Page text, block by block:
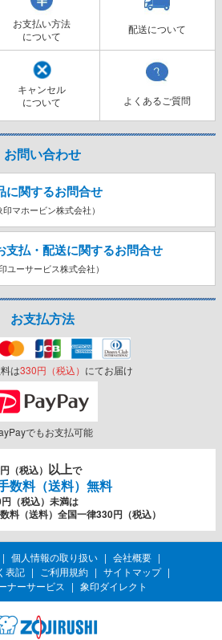
お支払い方法
について
配送について
キャンセル
について
よくあるご質問
お問い合わせ
に関するお問合せ
印マホービン株式会社）
支払・配送に関するお問合せ
印ユーサービス株式会社）
お支払方法
は330円（税込） にてお届け
でもお支払可能
円（税込） 以上で
数料（送料）無料
（税込）未満は
料（送料）全国一律330円（税込）
個人情報の取り扱い
会社概要
表記
ご利用規約
サイトマップ
ナーサービス
象印ダイレクト